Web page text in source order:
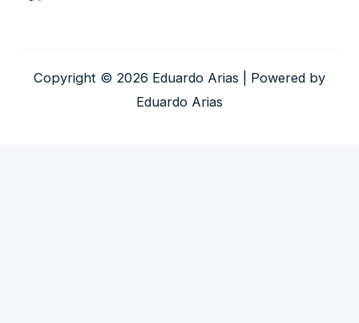
Copyright © 2026 Eduardo Arias | Powered by
Eduardo Arias